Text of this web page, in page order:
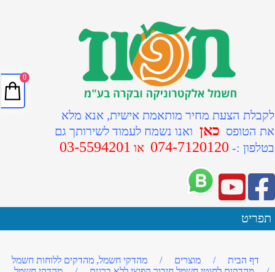
לקבלת הצעת מחיר מותאמת אישית, אנא מלא
את הטופס כאן ואנו נשמח לעמוד לשירותך גם
בטלפון :- 074-7120120 או 03-5594201
תפריט
דף הבית / מוצרים /
מהדקי חשמל, מהדקים ללוחות חשמל
0